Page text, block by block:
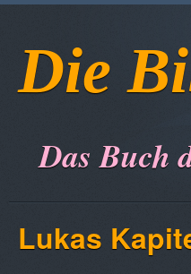
Die
Das Buch
Lukas